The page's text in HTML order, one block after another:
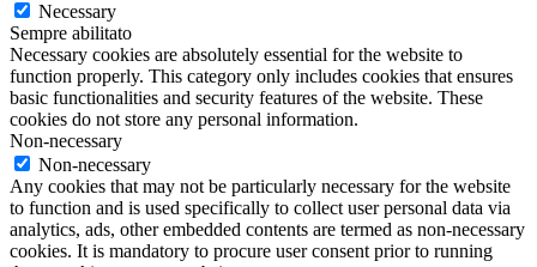
Necessary
Sempre abilitato
Necessary cookies are absolutely essential for the website to
function properly. This category only includes cookies that ensures
basic functionalities and security features of the website. These
cookies do not store any personal information.
Non-necessary
Non-necessary
Any cookies that may not be particularly necessary for the website
to function and is used specifically to collect user personal data via
analytics, ads, other embedded contents are termed as non-necessary
cookies. It is mandatory to procure user consent prior to running